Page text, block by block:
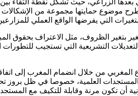
الزراعي، حيث تشكل نقطة التقاء
موضوع حمايتها مجموعة من الإشكالات
التي يفرضها الواقع العملي
بتغير الظروف، مثل الاعتراف بحقوق
التشريعية التي تستجيب
العلمية، خصوصا في ظل بروز
أن تكون مرنة وقابلة للتكيف مع